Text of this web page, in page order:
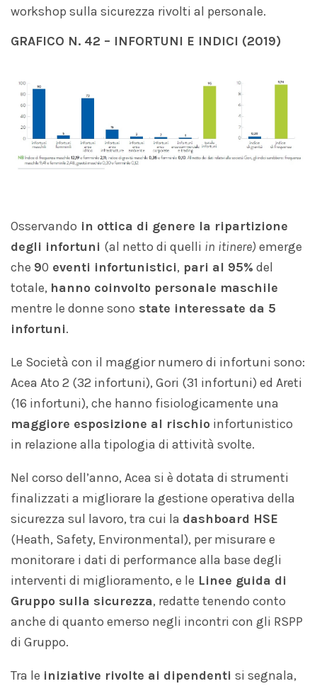
workshop sulla sicurezza rivolti al personale.
GRAFICO N. 42 – INFORTUNI E INDICI (2019)
Osservando in ottica di genere la ripartizione
degli infortuni (al netto di quelli in itinere) emerge
che 90 eventi infortunistici, pari al 95% del
totale, hanno coinvolto personale maschile
mentre le donne sono state interessate da 5
infortuni.
Le Società con il maggior numero di infortuni sono:
Acea Ato 2 (32 infortuni), Gori (31 infortuni) ed Areti
(16 infortuni), che hanno fisiologicamente una
maggiore esposizione al rischio infortunistico
in relazione alla tipologia di attività svolte.
Nel corso dell’anno, Acea si è dotata di strumenti
finalizzati a migliorare la gestione operativa della
sicurezza sul lavoro, tra cui la dashboard HSE
(Heath, Safety, Environmental), per misurare e
monitorare i dati di performance alla base degli
interventi di miglioramento, e le Linee guida di
Gruppo sulla sicurezza, redatte tenendo conto
anche di quanto emerso negli incontri con gli RSPP
di Gruppo.
Tra le iniziative rivolte ai dipendenti si segnala,